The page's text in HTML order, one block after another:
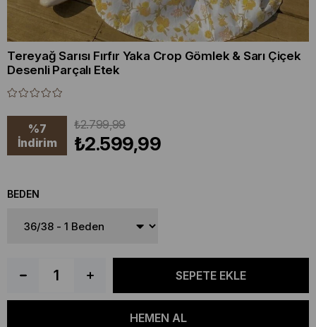
Tereyağ Sarısı Fırfır Yaka Crop Gömlek & Sarı Çiçek
Desenli Parçalı Etek
%7
İndirim
₺2.799,99
₺2.599,99
BEDEN